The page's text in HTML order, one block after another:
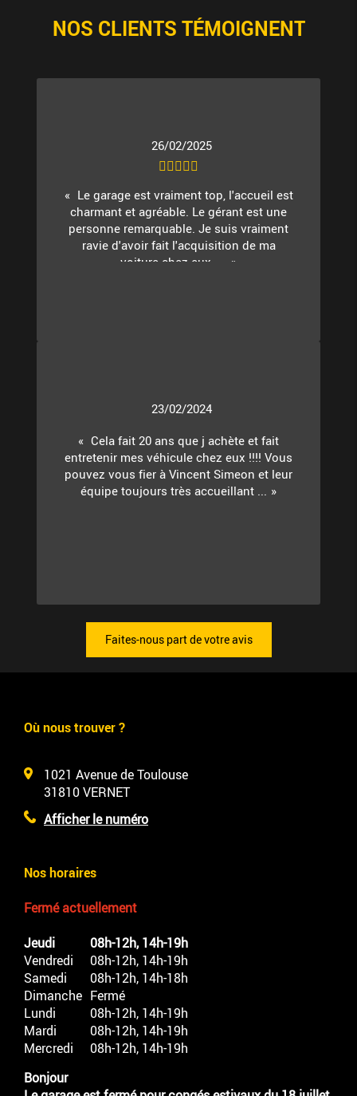
NOS CLIENTS TÉMOIGNENT
26/02/2025
Le garage est vraiment top, l'accueil est
charmant et agréable. Le gérant est une
personne remarquable. Je suis vraiment
ravie d'avoir fait l'acquisition de ma
voiture chez eux. ...
23/02/2024
Cela fait 20 ans que j achète et fait
entretenir mes véhicule chez eux !!!! Vous
pouvez vous fier à Vincent Simeon et leur
équipe toujours très accueillant ...
Faites-nous part de votre avis
Où nous trouver ?
1021 Avenue de Toulouse
31810VERNET
Afficher le numéro
Nos horaires
Fermé actuellement
Jeudi
08h-12h, 14h-19h
Vendredi
08h-12h, 14h-19h
Samedi
08h-12h, 14h-18h
Dimanche Fermé
Lundi
08h-12h, 14h-19h
Mardi
08h-12h, 14h-19h
Mercredi
08h-12h, 14h-19h
Bonjour